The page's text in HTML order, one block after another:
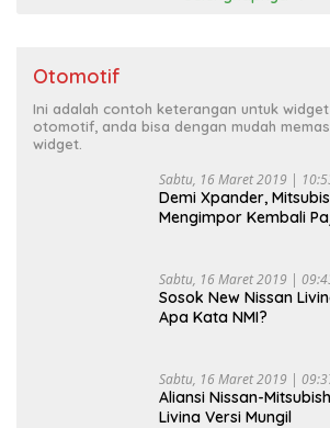
Otomotif
Ini adalah contoh keterangan untuk
otomotif, anda bisa dengan mudah
widget.
Sabtu, 16 Maret 2019 |
Demi Xpander,
Mengimpor Kembali
Sabtu, 16 Maret 2019 |
Sosok New Nissan
Apa Kata NMI?
Sabtu, 16 Maret 2019 |
Aliansi Nissan-
Livina Versi Mungil